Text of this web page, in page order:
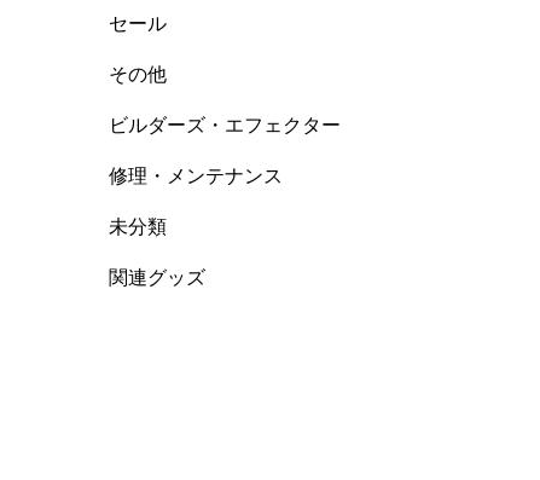
セール
その他
ビルダーズ・エフェクター
修理・メンテナンス
未分類
関連グッズ